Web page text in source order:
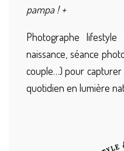
pampa ! +
Photographe lifestyle
naissance, séance
couple…) pour capturer
quotidien en lumière